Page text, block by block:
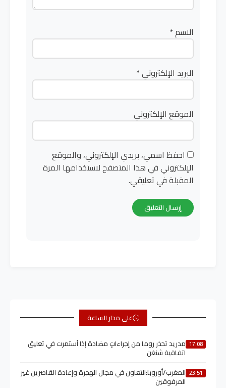
الاسم*
البريد الإلكتروني*
الموقع الإلكتروني
احفظ اسمي، بريدي الإلكتروني، والموقع
الإلكتروني في هذا المتصفح لاستخدامها المرة
المقبلة في تعليقي.
على مدار الساعة
17:08 مدريد تحذر روما من إجراءاتٍ مضادة إذا اُستمرت في تعليق
اتفاقية شنغن
23:51 المغرب/أوروبا:التعاون في مجال الهجرة وإعادة القاصرين غير
المرفوقين